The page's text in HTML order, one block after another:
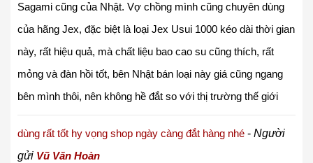
Sagami cũng của Nhật. Vợ chồng mình cũng chuyên dùng
của hãng Jex, đặc biệt là loại Jex Usui 1000 kéo dài thời gian
này, rất hiệu quả, mà chất liệu bao cao su cũng thích, rất
mỏng và đàn hồi tốt, bên Nhật bán loại này giá cũng ngang
bên mình thôi, nên không hề đắt so với thị trường thế giới
dùng rất tốt hy vọng shop ngày càng đắt hàng nhé - Người
gửi Vũ Văn Hoàn